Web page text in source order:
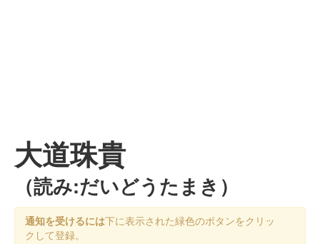
大道珠貴
（読み:だいどうたまき）
通知を受けるには下に表示された緑色のボタンをクリッ
クして登録。